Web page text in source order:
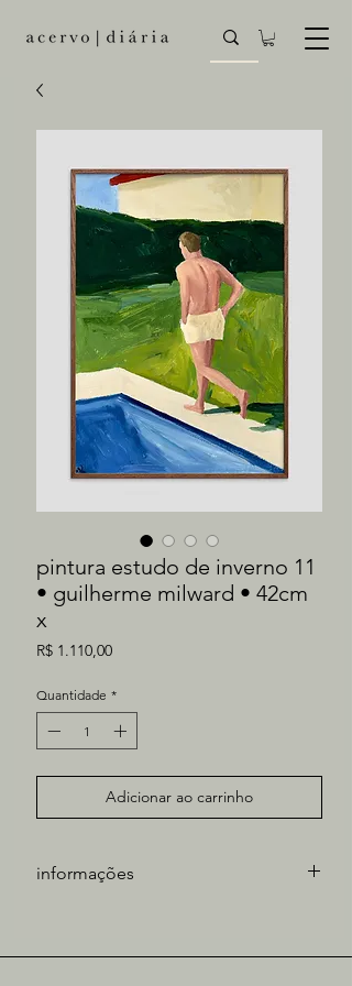
pintura estudo de inverno 11
• guilherme milward • 42cm
x
R$ 1.110,00Preço
Quantidade *
Adicionar ao carrinho
informações
medidas obra: 42cm x 29,5cm